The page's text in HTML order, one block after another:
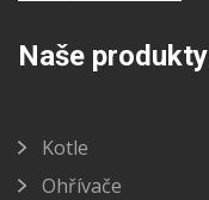
Naše produkty
Kotle
Ohřívače